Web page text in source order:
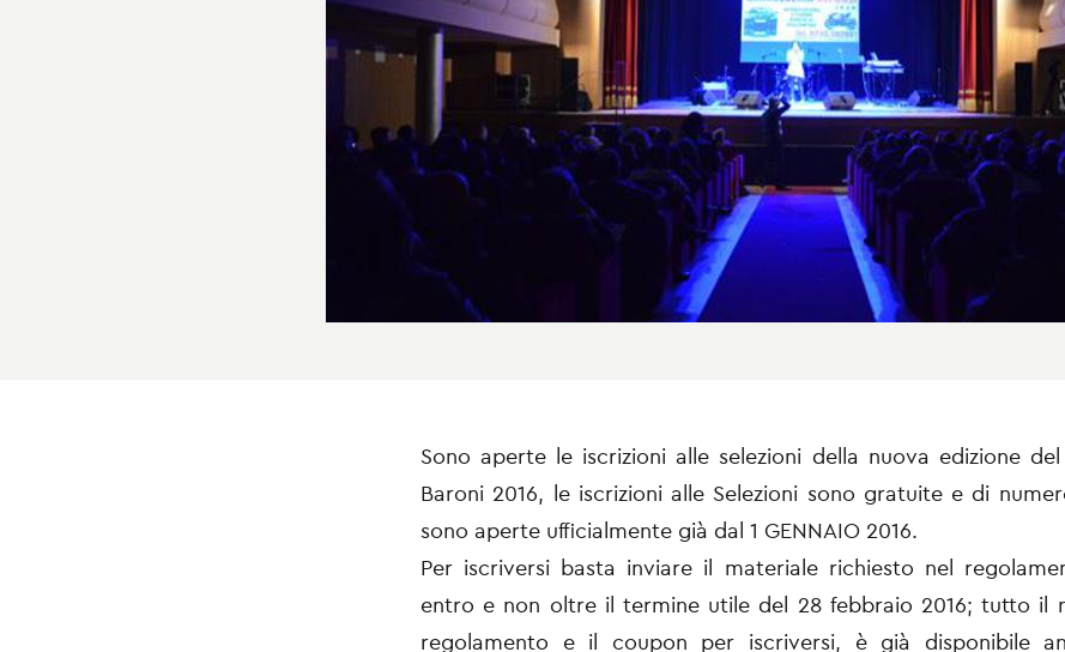
Sono aperte le iscrizioni alle selezioni della nuova edizione
Baroni 2016, le iscrizioni alle Selezioni sono gratuite e di
sono aperte ufficialmente già dal 1 GENNAIO 2016.
Per iscriversi basta inviare il materiale richiesto nel
entro e non oltre il termine utile del 28 febbraio 2016; tutto il
regolamento e il coupon per iscriversi, è già disponibile